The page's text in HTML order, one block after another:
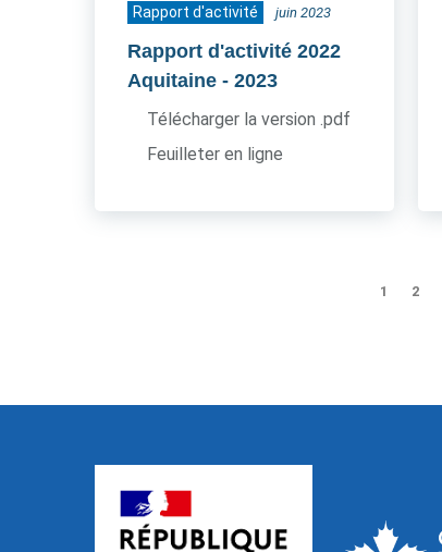
Rapport d'activité juin 2023
Rapport d'activité 2022
Aquitaine - 2023
Télécharger la version .pdf
Feuilleter en ligne
1 2